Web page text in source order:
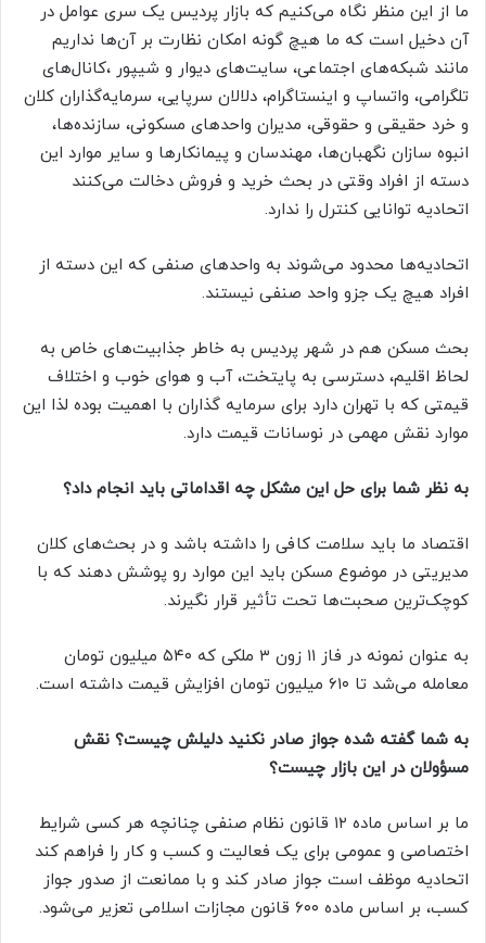
ما از این منظر نگاه می‌کنیم که بازار پردیس یک سری عوامل در
آن دخیل است که ما هیچ گونه امکان نظارت بر آن‌ها نداریم
مانند شبکه‌های اجتماعی، سایت‌های دیوار و شیپور ،کانال‌های
تلگرامی، واتساپ و اینستاگرام، دلالان سرپایی، سرمایه‌گذاران کلان
و خرد حقیقی و حقوقی، مدیران واحدهای مسکونی، سازنده‌ها،
انبوه سازان نگهبان‌ها، مهندسان و پیمانکارها و سایر موارد این
دسته از افراد وقتی در بحث خرید و فروش دخالت می‌کنند
اتحادیه توانایی کنترل را ندارد.
اتحادیه‌ها محدود می‌شوند به واحدهای صنفی که این دسته از
افراد هیچ یک جزو واحد صنفی نیستند.
بحث مسکن هم در شهر پردیس به خاطر جذابیت‌های خاص به
لحاظ اقلیم، دسترسی به پایتخت، آب و هوای خوب و اختلاف
قیمتی که با تهران دارد برای سرمایه گذاران با اهمیت بوده لذا این
موارد نقش مهمی در نوسانات قیمت دارد.
به نظر شما برای حل این مشکل چه اقداماتی باید انجام داد؟
اقتصاد ما باید سلامت کافی را داشته باشد و در بحث‌های کلان
مدیریتی در موضوع مسکن باید این موارد رو پوشش دهند که با
کوچک‌ترین صحبت‌ها تحت تأثیر قرار نگیرند.
به عنوان نمونه در فاز ۱۱ زون ۳ ملکی که ۵۴۰ میلیون تومان
معامله می‌شد تا ۶۱۰ میلیون تومان افزایش قیمت داشته است.
به شما گفته شده جواز صادر نکنید دلیلش چیست؟ نقش
مسؤولان در این بازار چیست؟
ما بر اساس ماده ۱۲ قانون نظام صنفی چنانچه هر کسی شرایط
اختصاصی و عمومی برای یک فعالیت و کسب و کار را فراهم کند
اتحادیه موظف است جواز صادر کند و با ممانعت از صدور جواز
کسب، بر اساس ماده ۶۰۰ قانون مجازات اسلامی تعزیر می‌شود.